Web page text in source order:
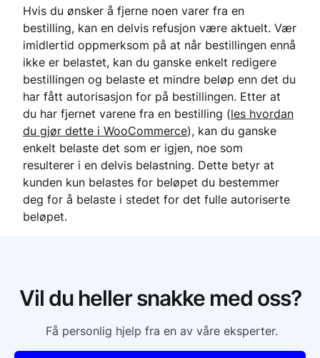
Hvis du ønsker å fjerne noen varer fra en
bestilling, kan en delvis refusjon være aktuelt. Vær
imidlertid oppmerksom på at når bestillingen ennå
ikke er belastet, kan du ganske enkelt redigere
bestillingen og belaste et mindre beløp enn det du
har fått autorisasjon for på bestillingen. Etter at
du har fjernet varene fra en bestilling (les hvordan
du gjør dette i WooCommerce), kan du ganske
enkelt belaste det som er igjen, noe som
resulterer i en delvis belastning. Dette betyr at
kunden kun belastes for beløpet du bestemmer
deg for å belaste i stedet for det fulle autoriserte
beløpet.
Vil du heller snakke med oss?
Få personlig hjelp fra en av våre eksperter.